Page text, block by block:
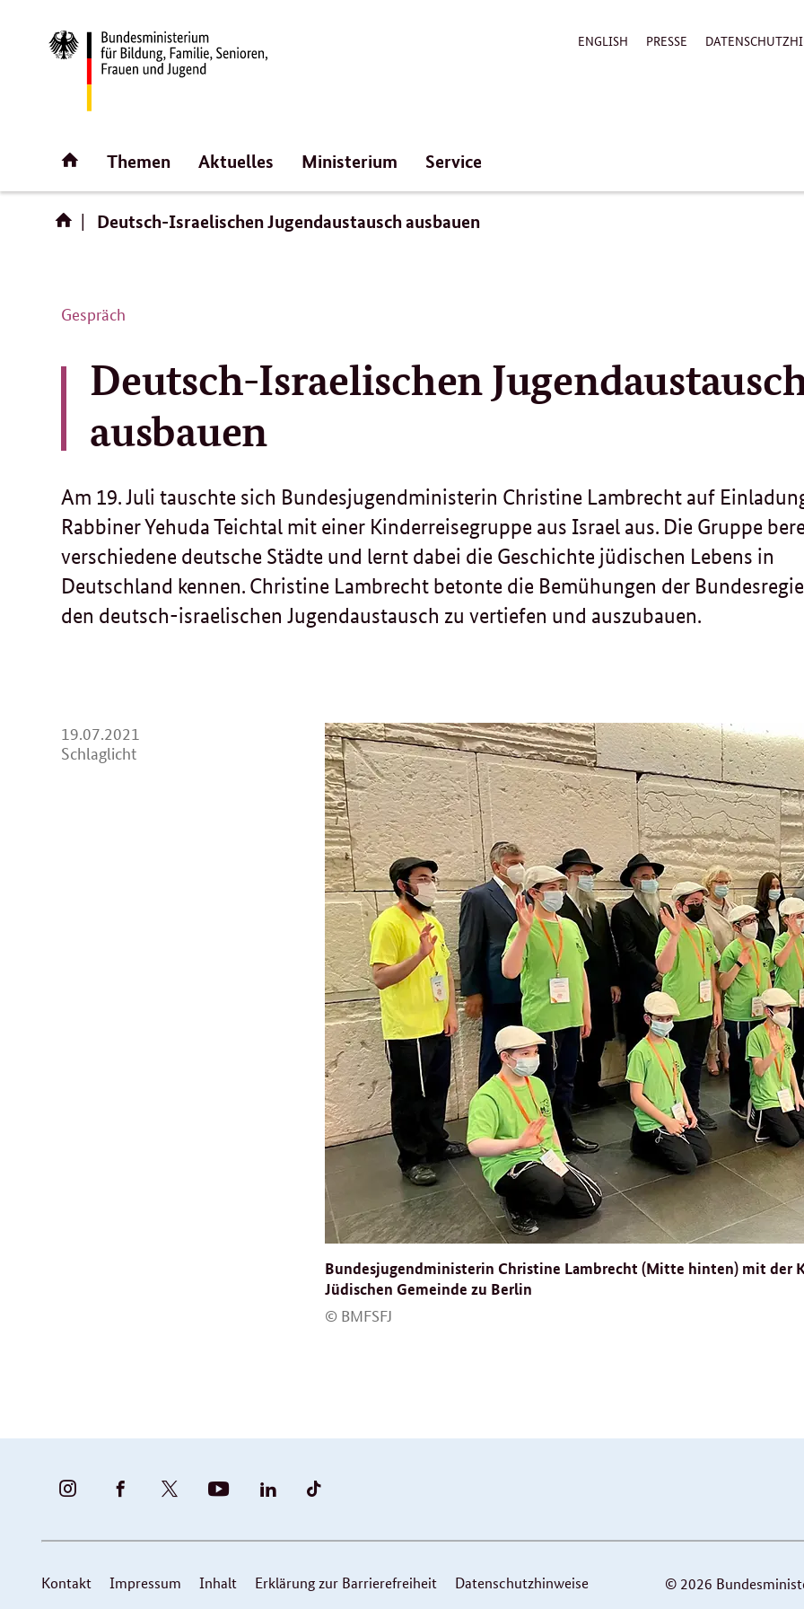
Direktlink:
ENGLISH PRESSE
Startseite
Themen Aktuelles Ministerium Service
Deutsch-Israelischen Jugendaustausch ausbauen
Gespräch
Deutsch-Israelischen
ausbauen
19.07.2021
Schlaglicht
Am 19. Juli tauschte sich Bundesjugendministerin Christine Lambrecht auf
Rabbiner Yehuda Teichtal mit einer Kinderreisegruppe aus Israel aus. Die Gruppe
verschiedene deutsche Städte und lernt dabei die Geschichte jüdischen Lebens in
Deutschland kennen. Christine Lambrecht betonte die Bemühungen der
den deutsch-israelischen Jugendaustausch zu vertiefen und auszubauen.
Bundesjugendministerin Christine Lambrecht (Mitte hinten) mit der
Jüdischen Gemeinde zu Berlin
© BMFSFJ
BUNDESFAMILIENMINISTERIUM
INSTAGRAM
UND
BUNDESFAMILIENMINISTERIUM
FACEBOOK
FAMILIENMINISTERIUM
|
BMBFSFJ
YOUTUBE
BMFSFJ
LINKEDINTIKTOK
© 2026
Service
Kontakt Impressum Inhalt Erklärung zur Barrierefreiheit Datenschutzhinweise